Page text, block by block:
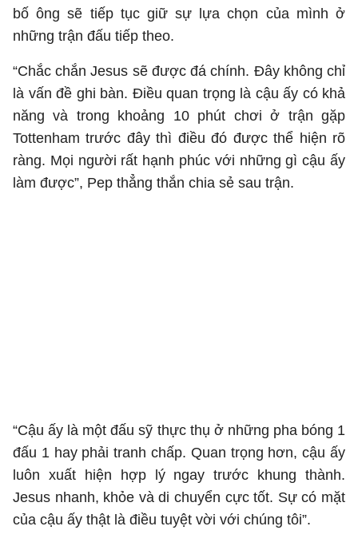
bố ông sẽ tiếp tục giữ sự lựa chọn của mình ở
những trận đấu tiếp theo.
“Chắc chắn Jesus sẽ được đá chính. Đây không chỉ
là vấn đề ghi bàn. Điều quan trọng là cậu ấy có khả
năng và trong khoảng 10 phút chơi ở trận gặp
Tottenham trước đây thì điều đó được thể hiện rõ
ràng. Mọi người rất hạnh phúc với những gì cậu ấy
làm được”, Pep thẳng thắn chia sẻ sau trận.
“Cậu ấy là một đấu sỹ thực thụ ở những pha bóng 1
đấu 1 hay phải tranh chấp. Quan trọng hơn, cậu ấy
luôn xuất hiện hợp lý ngay trước khung thành.
Jesus nhanh, khỏe và di chuyển cực tốt. Sự có mặt
của cậu ấy thật là điều tuyệt vời với chúng tôi”.